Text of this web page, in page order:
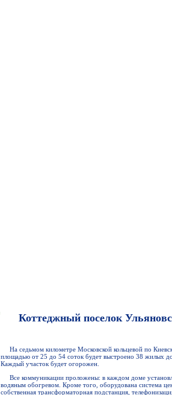
Коттеджный поселок
На седьмом километре Московской кольцевой по
площадью от 25 до 54 соток будет выстроено 38 жилых
Каждый участок будет огорожен.
Все коммуникации проложены: в каждом доме
водяным обогревом. Кроме того, оборудована система
собственная трансформаторная подстанция,